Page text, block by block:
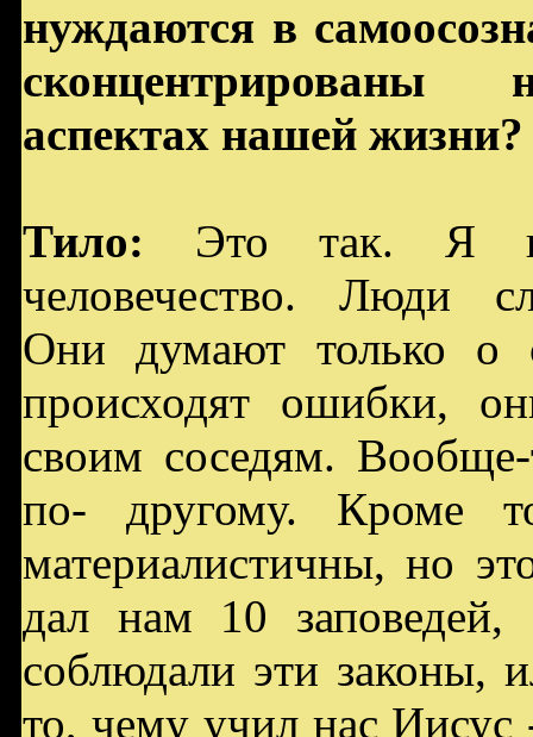
нуждаются в
сконцентрированы
аспектах нашей жизни?
Тило: Это так. Я
человечество. Люди
Они думают только о
происходят ошибки,
своим соседям.
по- другому. Кроме
материалистичны, но
дал нам 10
соблюдали эти законы,
то, чему учил нас